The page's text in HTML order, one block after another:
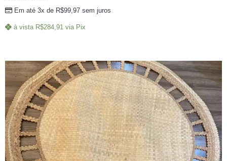
Em até 3x de R$99,97 sem juros
à vista R$284,91 via Pix